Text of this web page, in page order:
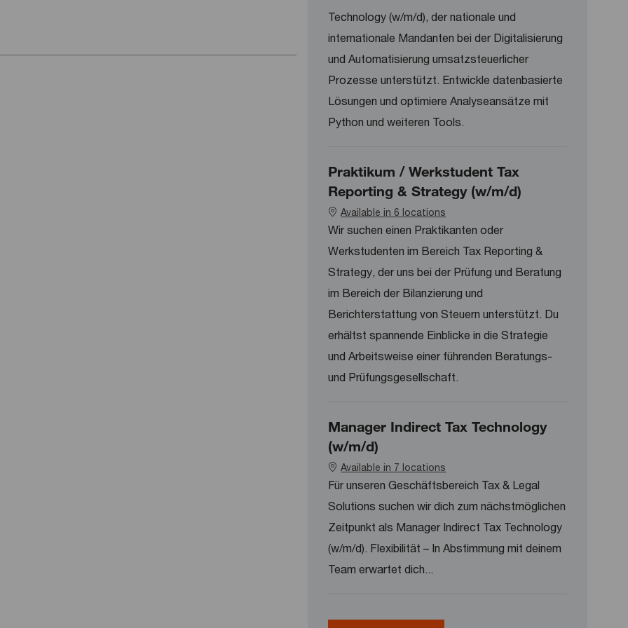
Technology (w/m/d), der nationale und
internationale Mandanten bei der Digitalisierung
und Automatisierung umsatzsteuerlicher
Prozesse unterstützt. Entwickle datenbasierte
Lösungen und optimiere Analyseansätze mit
Python und weiteren Tools.
Praktikum / Werkstudent Tax
Reporting & Strategy (w/m/d)
Available in 6 locations
Wir suchen einen Praktikanten oder
Werkstudenten im Bereich Tax Reporting &
Strategy, der uns bei der Prüfung und Beratung
im Bereich der Bilanzierung und
Berichterstattung von Steuern unterstützt. Du
erhältst spannende Einblicke in die Strategie
und Arbeitsweise einer führenden Beratungs-
und Prüfungsgesellschaft.
Manager Indirect Tax Technology
(w/m/d)
Available in 7 locations
Für unseren Geschäftsbereich Tax & Legal
Solutions suchen wir dich zum nächstmöglichen
Zeitpunkt als Manager Indirect Tax Technology
(w/m/d). Flexibilität – In Abstimmung mit deinem
Team erwartet dich...